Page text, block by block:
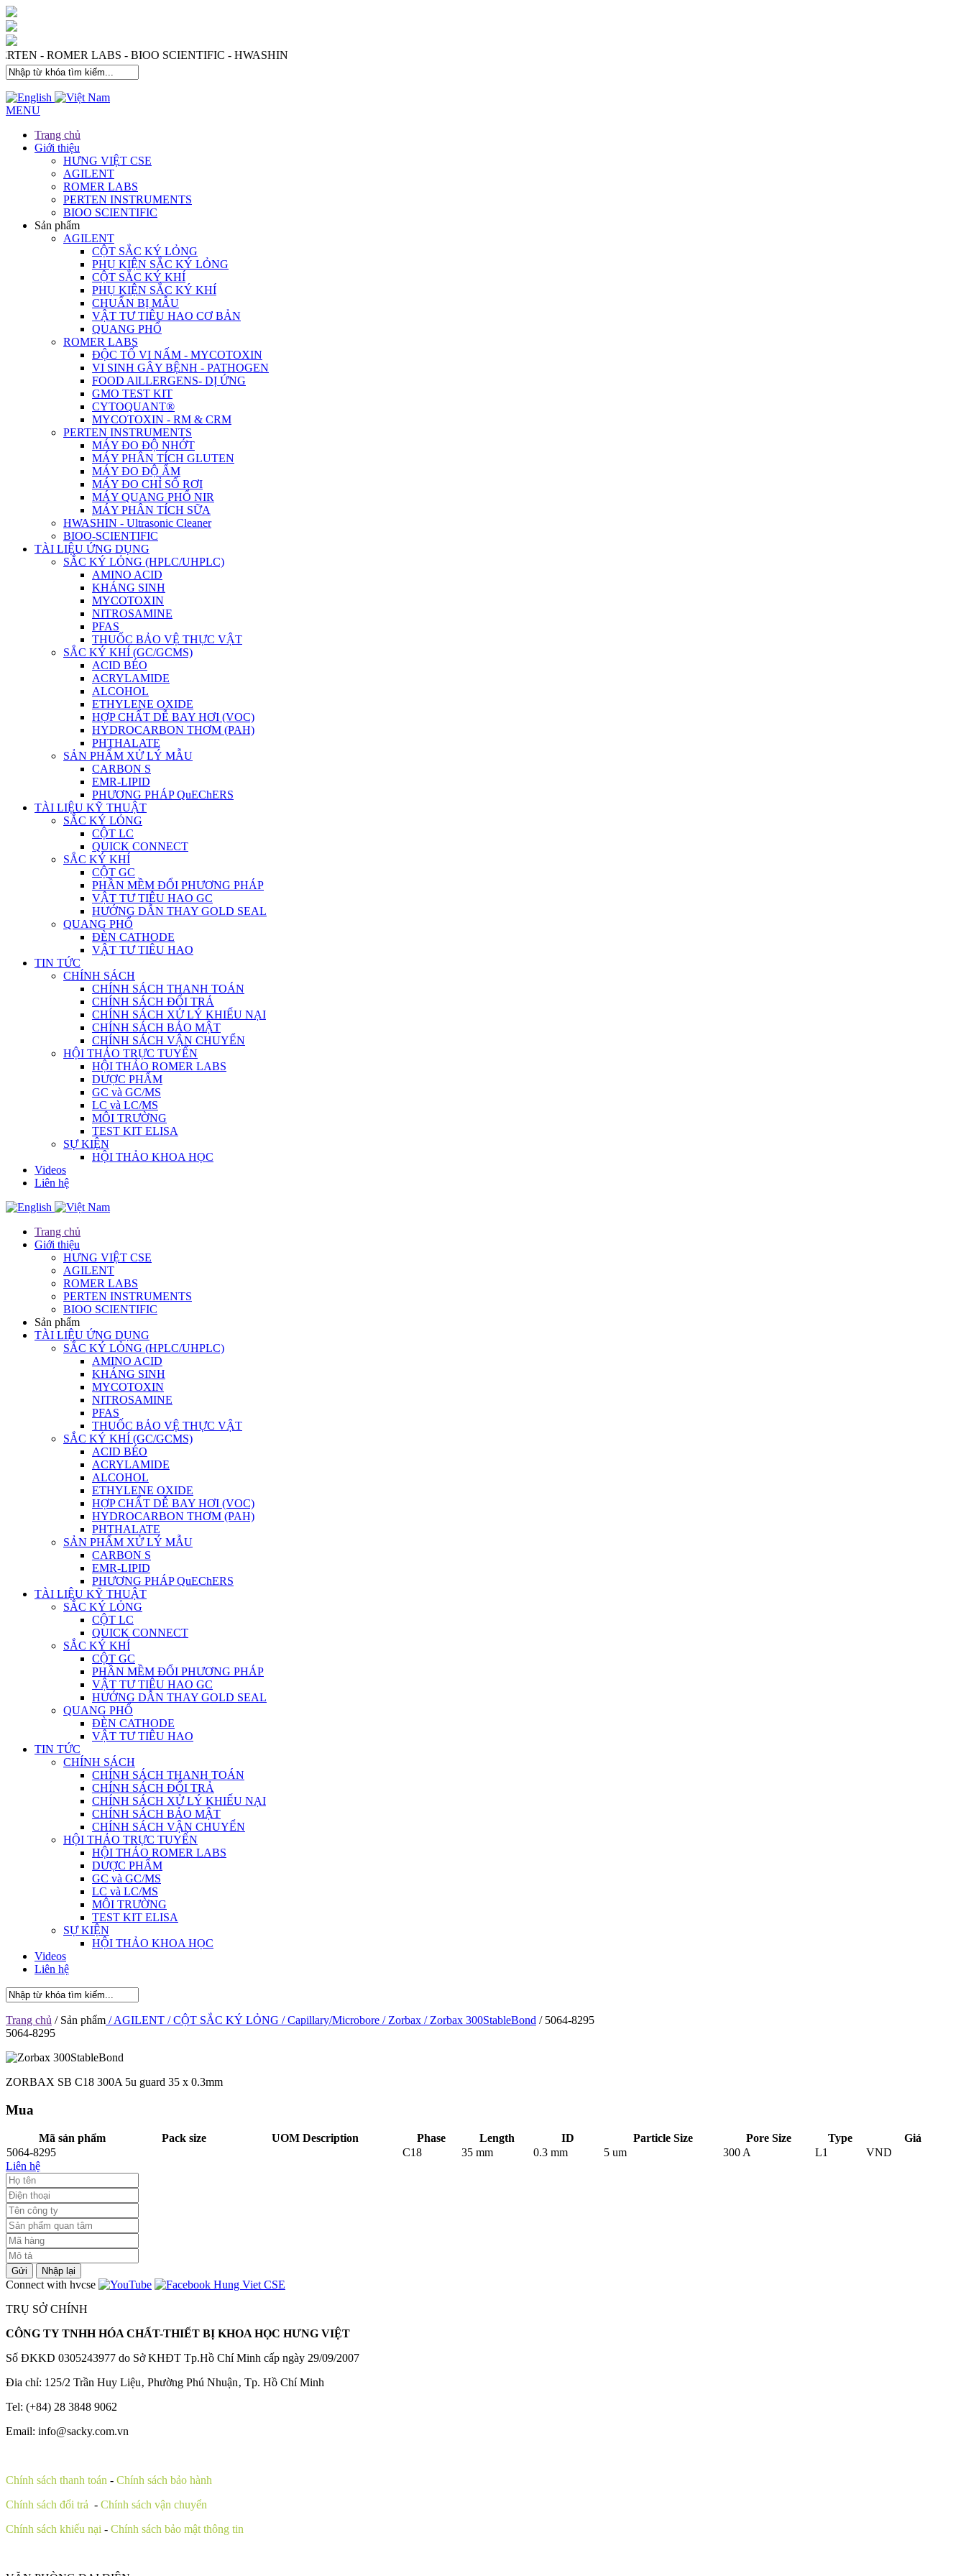
- PERTEN - ROMER LABS - BIOO SCIENTIFIC - HWASHIN
MENU
Trang chủ
Giới thiệu
HƯNG VIỆT CSE
AGILENT
ROMER LABS
PERTEN INSTRUMENTS
BIOO SCIENTIFIC
Sản phẩm
AGILENT
CỘT SẮC KÝ LỎNG
PHỤ KIỆN SẮC KÝ LỎNG
CỘT SẮC KÝ KHÍ
PHỤ KIỆN SẮC KÝ KHÍ
CHUẨN BỊ MẪU
VẬT TƯ TIÊU HAO CƠ BẢN
QUANG PHỔ
ROMER LABS
ĐỘC TỐ VI NẤM - MYCOTOXIN
VI SINH GÂY BỆNH - PATHOGEN
FOOD AlLLERGENS- DỊ ỨNG
GMO TEST KIT
CYTOQUANT®
MYCOTOXIN - RM & CRM
PERTEN INSTRUMENTS
MÁY ĐO ĐỘ NHỚT
MÁY PHÂN TÍCH GLUTEN
MÁY ĐO ĐỘ ẨM
MÁY ĐO CHỈ SỐ RƠI
MÁY QUANG PHỔ NIR
MÁY PHÂN TÍCH SỮA
HWASHIN - Ultrasonic Cleaner
BIOO-SCIENTIFIC
TÀI LIỆU ỨNG DỤNG
SẮC KÝ LỎNG (HPLC/UHPLC)
AMINO ACID
KHÁNG SINH
MYCOTOXIN
NITROSAMINE
PFAS
THUỐC BẢO VỆ THỰC VẬT
SẮC KÝ KHÍ (GC/GCMS)
ACID BÉO
ACRYLAMIDE
ALCOHOL
ETHYLENE OXIDE
HỢP CHẤT DỄ BAY HƠI (VOC)
HYDROCARBON THƠM (PAH)
PHTHALATE
SẢN PHẨM XỬ LÝ MẪU
CARBON S
EMR-LIPID
PHƯƠNG PHÁP QuEChERS
TÀI LIỆU KỸ THUẬT
SẮC KÝ LỎNG
CỘT LC
QUICK CONNECT
SẮC KÝ KHÍ
CỘT GC
PHẦN MỀM ĐỔI PHƯƠNG PHÁP
VẬT TƯ TIÊU HAO GC
HƯỚNG DẪN THAY GOLD SEAL
QUANG PHỔ
ĐÈN CATHODE
VẬT TƯ TIÊU HAO
TIN TỨC
CHÍNH SÁCH
CHÍNH SÁCH THANH TOÁN
CHÍNH SÁCH ĐỔI TRẢ
CHÍNH SÁCH XỬ LÝ KHIẾU NẠI
CHÍNH SÁCH BẢO MẬT
CHÍNH SÁCH VẬN CHUYỂN
HỘI THẢO TRỰC TUYẾN
HỘI THẢO ROMER LABS
DƯỢC PHẨM
GC và GC/MS
LC và LC/MS
MÔI TRƯỜNG
TEST KIT ELISA
SỰ KIỆN
HỘI THẢO KHOA HỌC
Videos
Liên hệ
Trang chủ
Giới thiệu
HƯNG VIỆT CSE
AGILENT
ROMER LABS
PERTEN INSTRUMENTS
BIOO SCIENTIFIC
Sản phẩm
TÀI LIỆU ỨNG DỤNG
SẮC KÝ LỎNG (HPLC/UHPLC)
AMINO ACID
KHÁNG SINH
MYCOTOXIN
NITROSAMINE
PFAS
THUỐC BẢO VỆ THỰC VẬT
SẮC KÝ KHÍ (GC/GCMS)
ACID BÉO
ACRYLAMIDE
ALCOHOL
ETHYLENE OXIDE
HỢP CHẤT DỄ BAY HƠI (VOC)
HYDROCARBON THƠM (PAH)
PHTHALATE
SẢN PHẨM XỬ LÝ MẪU
CARBON S
EMR-LIPID
PHƯƠNG PHÁP QuEChERS
TÀI LIỆU KỸ THUẬT
SẮC KÝ LỎNG
CỘT LC
QUICK CONNECT
SẮC KÝ KHÍ
CỘT GC
PHẦN MỀM ĐỔI PHƯƠNG PHÁP
VẬT TƯ TIÊU HAO GC
HƯỚNG DẪN THAY GOLD SEAL
QUANG PHỔ
ĐÈN CATHODE
VẬT TƯ TIÊU HAO
TIN TỨC
CHÍNH SÁCH
CHÍNH SÁCH THANH TOÁN
CHÍNH SÁCH ĐỔI TRẢ
CHÍNH SÁCH XỬ LÝ KHIẾU NẠI
CHÍNH SÁCH BẢO MẬT
CHÍNH SÁCH VẬN CHUYỂN
HỘI THẢO TRỰC TUYẾN
HỘI THẢO ROMER LABS
DƯỢC PHẨM
GC và GC/MS
LC và LC/MS
MÔI TRƯỜNG
TEST KIT ELISA
SỰ KIỆN
HỘI THẢO KHOA HỌC
Videos
Liên hệ
Trang chủ / Sản phẩm / AGILENT / CỘT SẮC KÝ LỎNG / Capillary/Microbore / Zorbax / Zorbax 300StableBond / 5064-8295
5064-8295
ZORBAX SB C18 300A 5u guard 35 x 0.3mm
Mua
Mã sản phẩm Pack size UOM Description Phase Length ID Particle Size Pore Size Type
Giá
5064-8295
C18 35 mm 0.3 mm 5 um 300 A L1
VND
Liên hệ
Gửi Nhập lại
Connect with hvcse
TRỤ SỞ CHÍNH
CÔNG TY TNHH HÓA CHẤT-THIẾT BỊ KHOA HỌC HƯNG VIỆT
Số ĐKKD 0305243977 do Sở KHĐT Tp.Hồ Chí Minh cấp ngày 29/09/2007
Đia chỉ: 125/2 Trần Huy Liệu‚ Phường Phú Nhuận‚ Tp. Hồ Chí Minh
Tel: (+84) 28 3848 9062
Email: info@sacky.com.vn
Chính sách thanh toán - Chính sách bảo hành
Chính sách đổi trả - Chính sách vận chuyển
Chính sách khiếu nại - Chính sách bảo mật thông tin